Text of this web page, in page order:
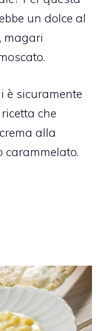
un dolce al
magari
è sicuramente
che
alla
carammelato.